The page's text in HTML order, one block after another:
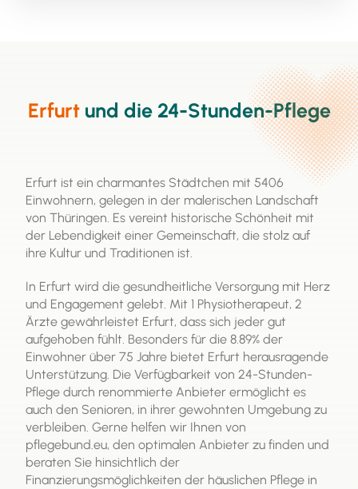
professioneller Pflegekräfte genutzt werden. Es ist
eine wichtige Ressource, um die häusliche Pflege zu
ermöglichen und die Lebensqualität von
Pflegebedürftigen zu verbessern.
Erfurtund die 24-Stunden-Pflege
Erfurt ist ein charmantes Städtchen mit 5406
Einwohnern, gelegen in der malerischen Landschaft
von Thüringen. Es vereint historische Schönheit mit
der Lebendigkeit einer Gemeinschaft, die stolz auf
ihre Kultur und Traditionen ist.
In Erfurt wird die gesundheitliche Versorgung mit Herz
und Engagement gelebt. Mit 1 Physiotherapeut, 2
Ärzte gewährleistet Erfurt, dass sich jeder gut
aufgehoben fühlt. Besonders für die 8.89% der
Einwohner über 75 Jahre bietet Erfurt herausragende
Unterstützung. Die Verfügbarkeit von 24-Stunden-
Pflege durch renommierte Anbieter ermöglicht es
auch den Senioren, in ihrer gewohnten Umgebung zu
verbleiben. Gerne helfen wir Ihnen von
pflegebund.eu, den optimalen Anbieter zu finden und
beraten Sie hinsichtlich der
Finanzierungsmöglichkeiten der häuslichen Pflege in